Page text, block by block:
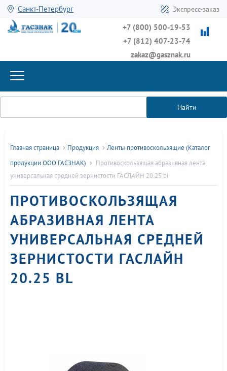
Санкт-Петербург Экспресс-заказ
+7 (800) 500-19-53
+7 (812) 407-23-74
zakaz@gasznak.ru
Найти
Главная страница Продукция
Ленты противоскользящие (Каталог
продукции ООО ГАСЗНАК)
Противоскользящая абразивная лента
универсальная средней зернистости ГАСЛАЙН 20.25 bl
ПРОТИВОСКОЛЬЗЯЩАЯ
АБРАЗИВНАЯ ЛЕНТА
УНИВЕРСАЛЬНАЯ СРЕДНЕЙ
ЗЕРНИСТОСТИ ГАСЛАЙН
20.25 BL